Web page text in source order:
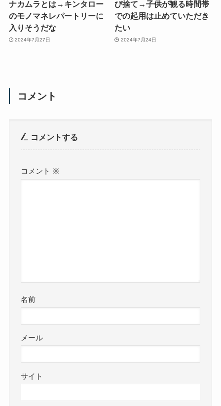
ナカムラとは→キンタロー
のモノマネレパートリーに
入りそうだな
2024年7月27日
び捨て→子供が観る時間帯
での起用は止めていただき
たい
2024年7月24日
コメント
コメントする
コメント ※
名前
メール
サイト